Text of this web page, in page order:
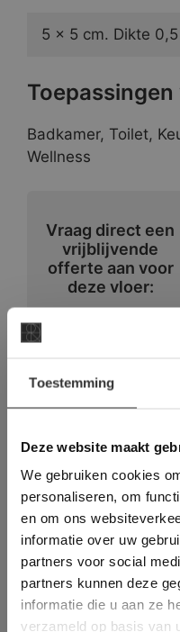
Toestemming
Deze website maakt
We gebruiken cookies
personaliseren, om
en om ons
informatie over uw
partners voor social
partners kunnen deze
informatie die u aan ze
verzameld op basis van
5 x 5 cm. Dikte
Badkamer, Toilet,
Wellness
Vraag direct een
vrijblijvende
offerte aan voor
deze vloer:
Deze
gebruik
This Cookie
longer working.
Deze website
gebruik te